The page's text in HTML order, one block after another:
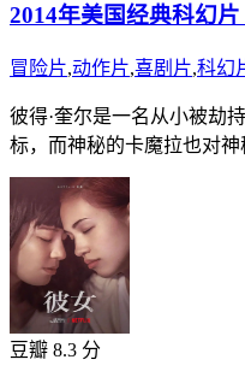
2014年美国经典科幻
冒险片,动作片,喜剧片,科幻
彼得·奎尔是一名从小被劫
标，而神秘的卡魔拉也对
豆瓣 8.3 分